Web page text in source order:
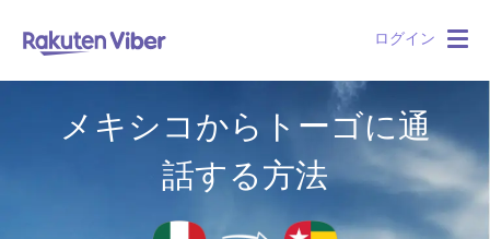
ログイン
メキシコからトーゴに通
話する方法